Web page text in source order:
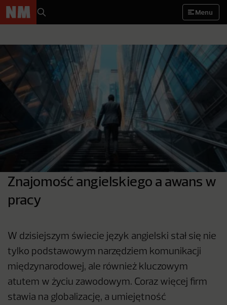
Menu
Znajomość angielskiego a awans w
pracy
W dzisiejszym świecie język angielski stał się nie
tylko podstawowym narzędziem komunikacji
międzynarodowej, ale również kluczowym
atutem w życiu zawodowym. Coraz więcej firm
stawia na globalizację, a umiejętność